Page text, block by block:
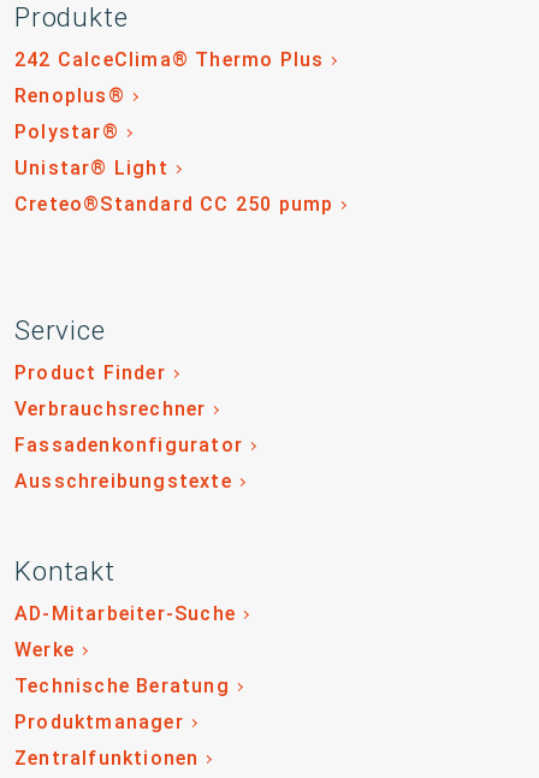
Produkte
242 CalceClima® Thermo Plus
Renoplus®
Polystar®
Unistar® Light
Creteo®Standard CC 250 pump
Service
Product Finder
Verbrauchsrechner
Fassadenkonfigurator
Ausschreibungstexte
Kontakt
AD-Mitarbeiter-Suche
Werke
Technische Beratung
Produktmanager
Zentralfunktionen